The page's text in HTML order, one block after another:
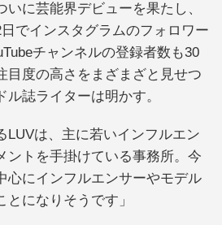
に芸能界デビューを果たし、
でインスタグラムのフォロワー
チャンネルの登録者数も30
目度の高さをまざまざと見せつ
誌ライターは明かす。
LUVは、主に若いインフルエン
ントを手掛けている事務所。今
心にインフルエンサーやモデル
になりそうです」